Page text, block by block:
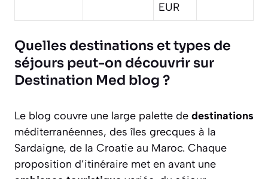
EUR
Quelles destinations et types de
séjours peut-on découvrir sur
Destination Med blog ?
Le blog couvre une large palette de destinations
méditerranéennes, des îles grecques à la
Sardaigne, de la Croatie au Maroc. Chaque
proposition d’itinéraire met en avant une